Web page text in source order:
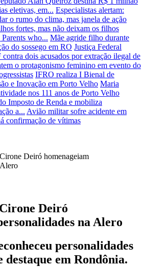
eletivas, em... Especialistas alertam:
o rumo do clima, mas janela de ação
fortes, mas não deixam os filhos
who... Mãe agride filho durante
do sossego em RO Justiça Federal
dois acusados por extração ilegal de
o protagonismo feminino em evento do
IFRO realiza I Bienal de
e Inovação em Porto Velho Maria
nos 111 anos de Porto Velho
Imposto de Renda e mobiliza
a... Avião militar sofre acidente em
confirmação de vítimas
Deiró
na Alero
personalidades
destaque em Rondônia.